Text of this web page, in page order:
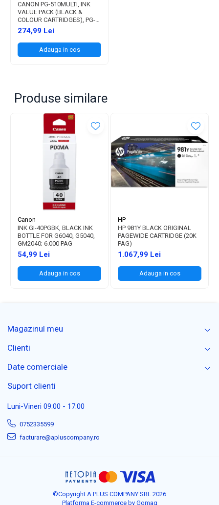
CANON PG-510MULTI, INK
VALUE PACK (BLACK &
COLOUR CARTRIDGES), PG-
510 + CL-511, FOR MP240,
MP260
274,99 Lei
Adauga in cos
Produse similare
Canon
INK GI-40PGBK, BLACK INK
BOTTLE FOR G6040, G5040,
GM2040; 6.000 PAG
54,99 Lei
Adauga in cos
HP
HP 981Y BLACK ORIGINAL
PAGEWIDE CARTRIDGE (20K
PAG)
1.067,99 Lei
Adauga in cos
Magazinul meu
Clienti
Date comerciale
Suport clienti
Luni-Vineri 09:00 - 17:00
0752335599
facturare@apluscompany.ro
©Copyright A PLUS COMPANY SRL 2026
Platforma E-commerce by Gomag